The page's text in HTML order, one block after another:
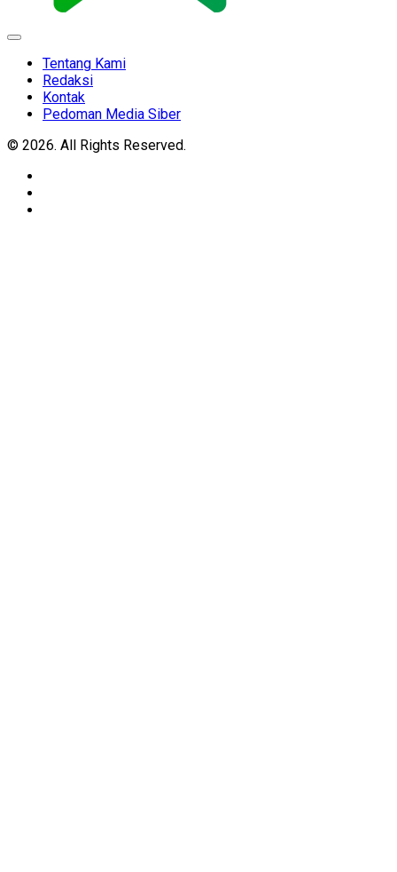
Expand
Tentang Kami
Redaksi
Kontak
Pedoman Media Siber
© 2026. All Rights Reserved.